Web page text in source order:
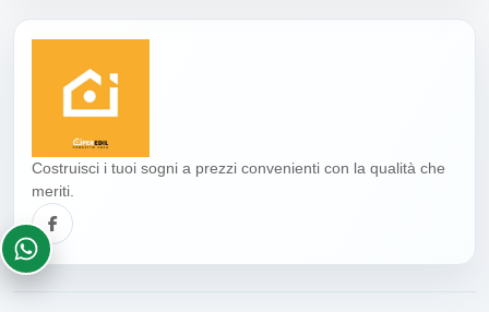
Costruisci i tuoi sogni a prezzi convenienti con la qualità che
meriti.